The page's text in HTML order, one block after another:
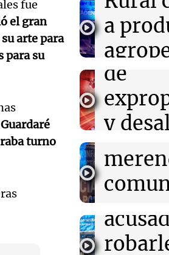
fue
el gran
arte para
para su
turno
internados
08:15 Sociedad
Detienen a
falsa y alcohol
Autopista
08:12 Sociedad
San Cayetano:
llegan a
08:07
Quién fue San
del pan y del
venera todos
a
para
Panorama
Episodios
en el
de
y
sesión
Noticias
Episodios
Audio.
para
un
Audio.